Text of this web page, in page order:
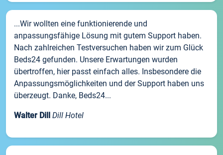
...Wir wollten eine funktionierende und
anpassungsfähige Lösung mit gutem Support haben.
Nach zahlreichen Testversuchen haben wir zum Glück
Beds24 gefunden. Unsere Erwartungen wurden
übertroffen, hier passt einfach alles. Insbesondere die
Anpassungsmöglichkeiten und der Support haben uns
überzeugt. Danke, Beds24...
Walter Dill Dill Hotel